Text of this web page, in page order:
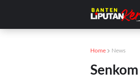
Home News